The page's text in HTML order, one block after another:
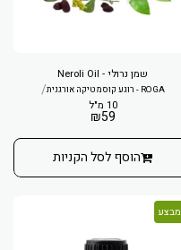
שמן נרולי - Neroli Oil
ROGA - רוגע קוסמטיקה אורגנית /
10 מ"ל
₪59
הוסף לסל הקניות
מבצע